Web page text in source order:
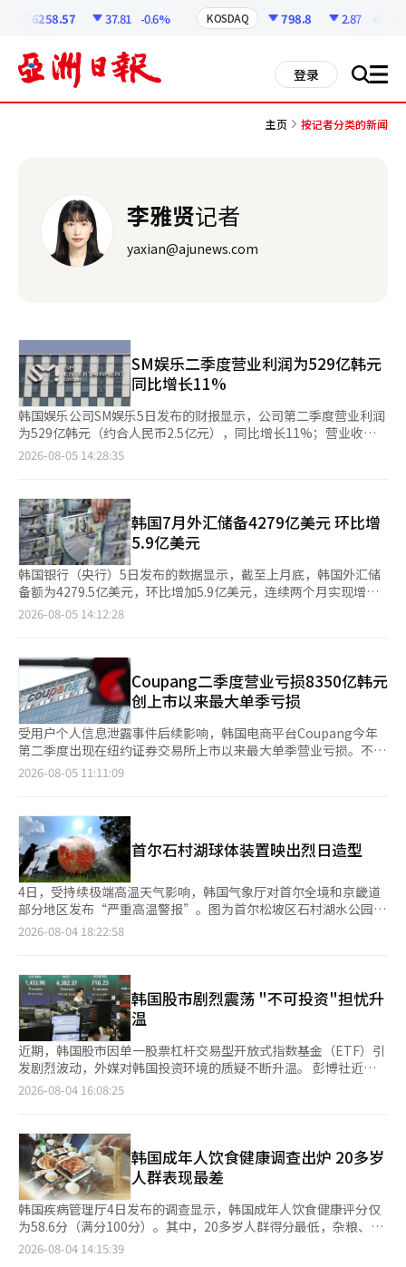
6258.57 37.81 -0.6% KOSDAQ 798.8 2.87 -0.36%
登录 搜 all
主页 按记者分类的新闻
李雅贤记者
yaxian@ajunews.com
SM娱乐二季度营业利润为529亿韩元
同比增长11%
韩国娱乐公司SM娱乐5日发布的财报显示，公司第二季度营业利润
为529亿韩元（约合人民币2.5亿元），同比增长11%；营业收入
为3496亿韩元，同比增长15.4%；净利润为292亿韩元，同比下降
2026-08-05 14:28:35
韩国7月外汇储备4279亿美元 环比增
5.9亿美元
韩国银行（央行）5日发布的数据显示，截至上月底，韩国外汇储
备额为4279.5亿美元，环比增加5.9亿美元，连续两个月实现增
长。 央行表示，尽管与国民年金公团进行了外汇互换，但受新发
幅增加。 从资产构成来看，有价证券环比减少33.9亿美元，为
3806.8亿美元；国际货币基金组织（IMF）特别提款权（SDR）减
少3000万美元，为157.8亿美元；存款准备金增加25.9亿美元，达
213.5亿美元；黄金储备维持在47.9亿美元不变。 截至6月底，韩
国外汇储备规模为4274亿美元，位于全球第10位，较5月底上升3
位。中国大陆以3.4105万亿美元位居全球第一，其后依次为日本
（1.3830万亿美元）、瑞士（1.0823万亿美元）、俄罗斯（7587
亿美元）、印度（6907亿美元）、中国台湾（6025亿美元）、德
亿美元）、法国（4494亿美元）和中国香港（4421亿美元）。
2026-08-05 14:12:28
Coupang二季度营业亏损8350亿韩元
创上市以来最大单季亏损
受用户个人信息泄露事件后续影响，韩国电商平台Coupang今年
第二季度出现在纽约证券交易所上市以来最大单季营业亏损。不
过，公司营收首次突破13万亿韩元（约合人民币615.4亿元），活
业收入13.3007万亿韩元，同比增长4%，创历史新高。同期录得
营业亏损8350亿韩元，由去年同期盈利转为本季度亏损，为2021
年在纽约证券交易所上市以来最大单季营业亏损；净亏损8560亿
韩元，连续两个季度录得净亏损。 去年发生个人信息泄露事件
后，Coupang今年第一季度已由盈转亏，第二季度继续处于亏损
状态。本季度营业亏损规模超过公司去年全年的营业利润（6790
亿韩元），净亏损规模也接近去年全年净利润（3030亿韩元）的
三倍。 分业务来看，包括“火箭配送”在内的核心电商业务实现
及摊销前利润）为5737亿韩元，同比下降42%。核心电商业务活
跃用户数达2470万人，同比增长3%。 中国台湾地区业务及外卖业
务等成长业务实现营收2.1492万亿韩元，同比增长20%；调整后
EBITDA亏损3289亿韩元，亏损同比收窄7%。 今年上半年，
Coupang Inc累计营业亏损1.1895万亿韩元，累计净亏损1.2457万
亿韩元，上半年亏损规模已突破1万亿韩元。 Coupang首席财务官
Gaurav Anand在业绩说明会上表示，公司将继续通过提升运营效
率、优化供应链、持续投入自动化技术，改善长期盈利能力。同
长已出现回升势头。
2026-08-05 11:11:09
首尔石村湖球体装置映出烈日造型
4日，受持续极端高温天气影响，韩国气象厅对首尔全境和京畿道
部分地区发布“严重高温警报”。图为首尔松坡区石村湖水公园
内，多媒体艺术装置“球体”上呈现出太阳造型的光影效果。
2026-08-04 18:22:58
韩国股市剧烈震荡 "不可投资"担忧升
温
近期，韩国股市因单一股票杠杆交易型开放式指数基金（ETF）引
发剧烈波动，外媒对韩国投资环境的质疑不断升温。 彭博社近日
发表评论文章，批评韩国政府推出单一股票杠杆ETF后，市场波动
至9385.59点，跻身全球第六大股市，但上月累计下跌22%，创全
球金融危机以来最大单月跌幅。 今年以来，KOSPI单日涨跌幅超过
5%的交易日已达33天，远高于同期日本日经225指数（4天）和香
港恒生指数（0天）。市场人士认为，过高的波动性已成为海外机
构投资者回避韩国股市的重要原因。 外资流出的规模也印证了这
种担忧。韩美经济研究所（KEI）数据显示，今年上半年，外国投
资者累计净卖出韩国股票148.3万亿韩元（约合人民币6997亿
元），创历史新高。与此同时，韩国KOSPI波动率指数已超过2008
2026-08-04 16:08:25
韩国成年人饮食健康调查出炉 20多岁
人群表现最差
韩国疾病管理厅4日发布的调查显示，韩国成年人饮食健康评分仅
为58.6分（满分100分）。其中，20多岁人群得分最低，杂粮、水
果以及牛奶和乳制品摄入普遍不足。 从各项指标来看，肉类、鱼
2026-08-04 14:15:39